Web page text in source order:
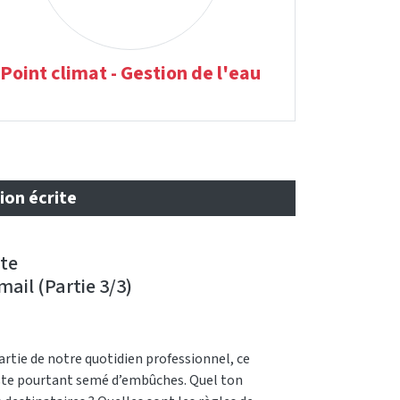
Point climat - Gestion de l'eau
écrite
(Partie 3/3)
de notre quotidien professionnel, ce
pourtant semé d’embûches. Quel ton